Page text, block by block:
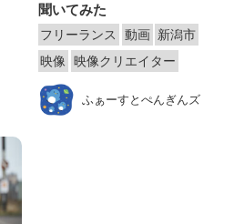
聞いてみた
フリーランス 動画 新潟市
映像
映像クリエイター
ふぁーすとぺんぎんズ